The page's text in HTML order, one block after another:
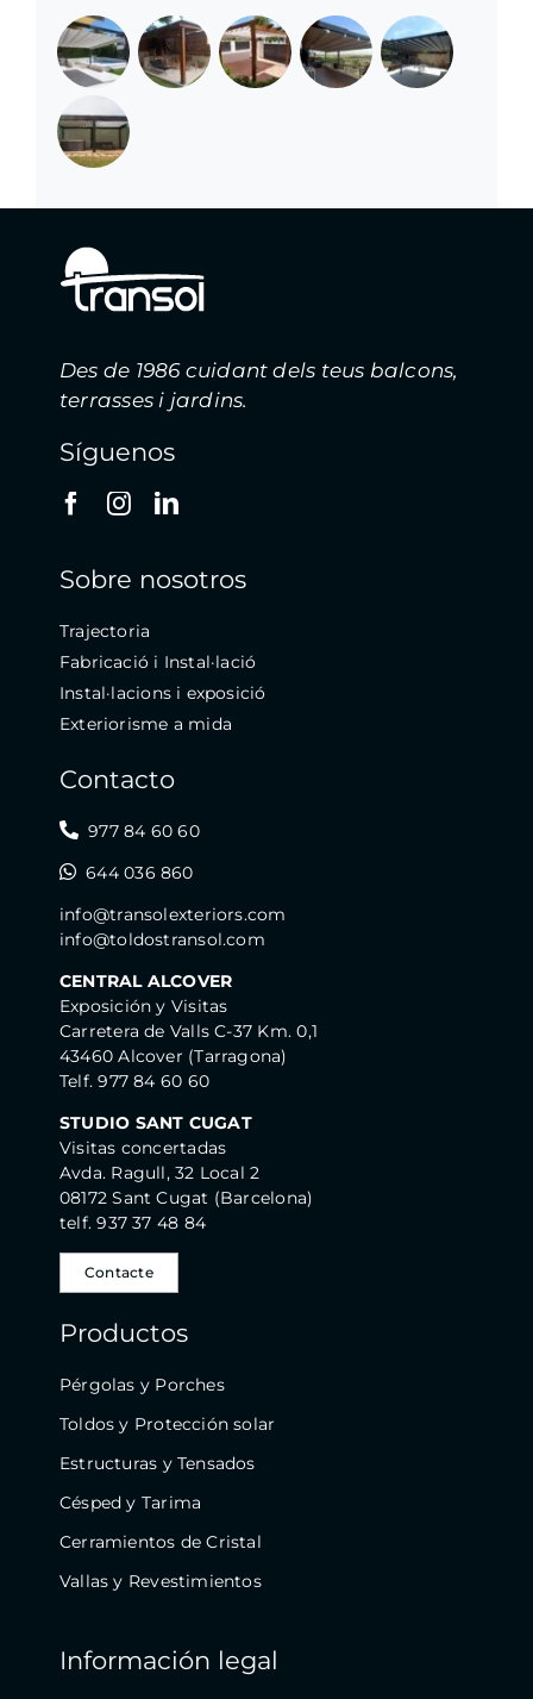
Des de 1986 cuidant dels teus balcons,
terrasses i jardins.
Síguenos
Sobre nosotros
Trajectoria
Fabricació i Instal·lació
Instal·lacions i exposició
Exteriorisme a mida
Contacto
977 84 60 60
644 036 860
info@transolexteriors.com
info@toldostransol.com
CENTRAL ALCOVER
Exposición y Visitas
Carretera de Valls C-37 Km. 0,1
43460 Alcover (Tarragona)
Telf. 977 84 60 60
STUDIO SANT CUGAT
Visitas concertadas
Avda. Ragull, 32 Local 2
08172 Sant Cugat (Barcelona)
telf. 937 37 48 84
Contacte
Productos
Pérgolas y Porches
Toldos y Protección solar
Estructuras y Tensados
Césped y Tarima
Cerramientos de Cristal
Vallas y Revestimientos
Información legal